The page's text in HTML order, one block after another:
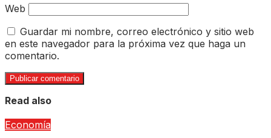
Web
Guardar mi nombre, correo electrónico y sitio web
en este navegador para la próxima vez que haga un
comentario.
Read also
Economía